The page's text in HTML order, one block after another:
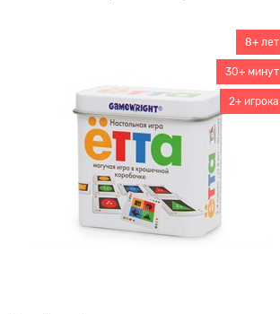
8+ лет
30+ минут
2+ игрока